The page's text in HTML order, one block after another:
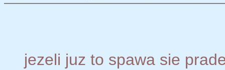
jezeli juz to spawa sie